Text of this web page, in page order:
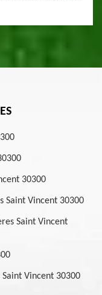
30300
Saint Vincent 30300
Saint Vincent
Saint Vincent 30300